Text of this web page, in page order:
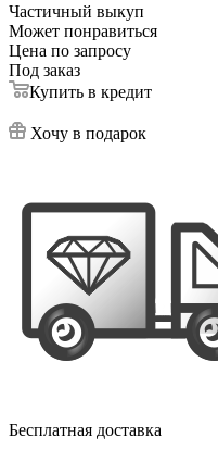
Частичный выкуп
Может понравиться
Цена по запросу
Под заказ
Купить в кредит
Хочу в подарок
Бесплатная доставка